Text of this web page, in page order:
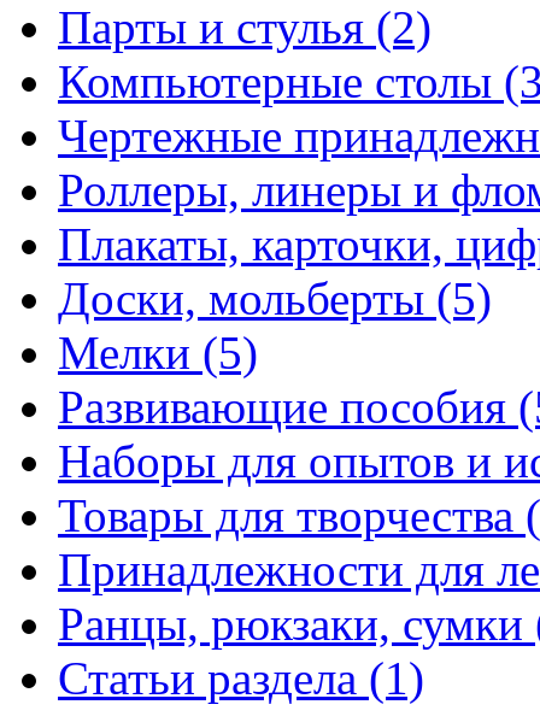
Парты и стулья (2)
Компьютерные столы
Чертежные
Роллеры, линеры и
Плакаты, карточки,
Доски, мольберты (5)
Мелки (5)
Развивающие пособия
Наборы для опытов и
Товары для творчества
Принадлежности для
Ранцы, рюкзаки, сумки
Статьи раздела (1)